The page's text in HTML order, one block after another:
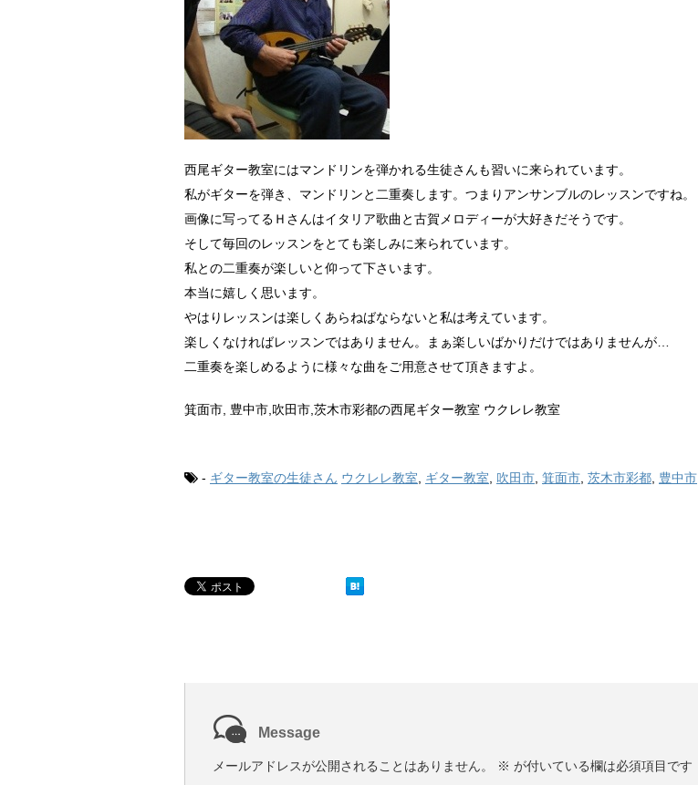
西尾ギター教室にはマンドリンを弾かれる生徒さんも習いに来られています。
私がギターを弾き、マンドリンと二重奏します。つまりアンサンブルのレッスンですね。
画像に写ってるＨさんはイタリア歌曲と古賀メロディーが大好きだそうです。
そして毎回のレッスンをとても楽しみに来られています。
私との二重奏が楽しいと仰って下さいます。
本当に嬉しく思います。
やはりレッスンは楽しくあらねばならないと私は考えています。
楽しくなければレッスンではありません。まぁ楽しいばかりだけではありませんが…
二重奏を楽しめるように様々な曲をご用意させて頂きますよ。
箕面市, 豊中市,吹田市,茨木市彩都の西尾ギター教室 ウクレレ教室
- ギター教室の生徒さん ウクレレ教室 ギター教室 吹田市 箕面市 茨木市彩都 豊中市
Message
メールアドレスが公開されることはありません。 ※ が付いている欄は必須項目です